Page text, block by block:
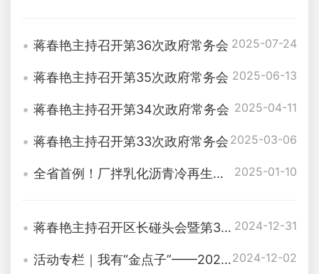
蒋春艳主持召开第36次政府常务会 2025-07-24
蒋春艳主持召开第35次政府常务会 2025-06-13
蒋春艳主持召开第34次政府常务会 2025-04-11
蒋春艳主持召开第33次政府常务会 2025-03-06
全省首例！厂拌乳化沥青冷再生技术成功应用于省道S208路面大中修工程 2025-01-10
蒋春艳主持召开区长碰头会暨第32次政府常务会 2024-12-31
活动专栏｜我有“金点子”——2025年湖南省政府工作报告意见建议征集2024-12-02